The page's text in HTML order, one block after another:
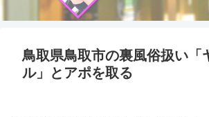
鳥取県鳥取市の裏風俗扱い「
ル」とアポを取る